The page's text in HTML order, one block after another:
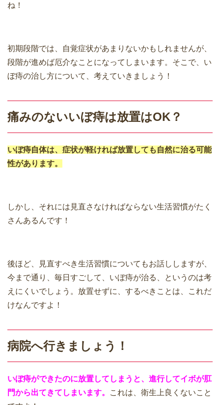
ね！
初期段階では、自覚症状があまりないかもしれませんが、
段階が進めば厄介なことになってしまいます。そこで、い
ぼ痔の治し方について、考えていきましょう！
痛みのないいぼ痔は放置はOK？
いぼ痔自体は、症状が軽ければ放置しても自然に治る可能
性があります。
しかし、それには見直さなければならない生活習慣がたく
さんあるんです！
後ほど、見直すべき生活習慣についてもお話ししますが、
今まで通り、毎日すごして、いぼ痔が治る、というのは考
えにくいでしょう。放置せずに、するべきことは、これだ
けなんですよ！
病院へ行きましょう！
いぼ痔ができたのに放置してしまうと、進行してイボが肛
門から出てきてしまいます。
これは、衛生上良くないこと